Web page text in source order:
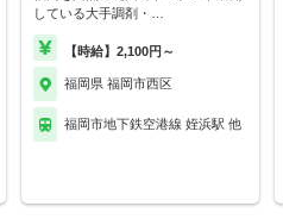
している大手調剤・…
【時給】2,100円～
福岡県 福岡市西区
福岡市地下鉄空港線 姪浜駅 他